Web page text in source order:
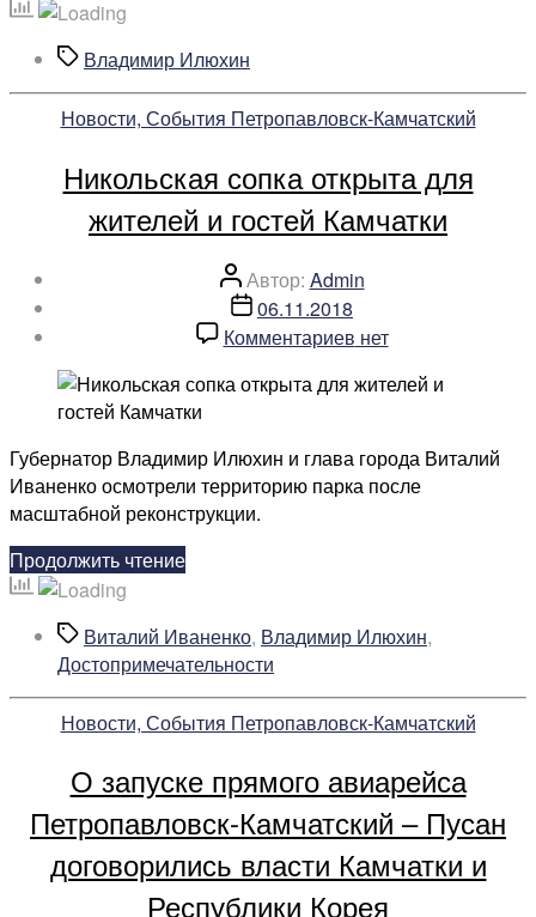
решение
о
снижении
налога»
МеткиВладимир Илюхин
Рубрики
Новости, События Петропавловск-Камчатский
Никольская сопка открыта для
жителей и гостей Камчатки
Автор
записи
Автор: Admin
Дата
записи
06.11.2018
Комментариевк
Никольская
для
жителей
нет
Губернатор Владимир Илюхин и глава города Виталий
Иваненко осмотрели территорию парка после
масштабной реконструкции.
Продолжить чтение«Никольская
для
жителей
и
гостей
МеткиВиталий Иваненко, Владимир Илюхин,
Достопримечательности
Рубрики
Новости, События Петропавловск-Камчатский
О запуске прямого авиарейса
Петропавловск-Камчатский – Пусан
договорились власти Камчатки и
Республики Корея